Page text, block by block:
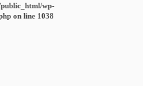
wp-
on line 1038